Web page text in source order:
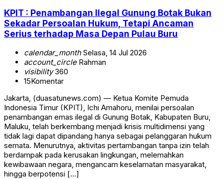
KPIT : Penambangan Ilegal Gunung Botak Bukan
Sekadar Persoalan Hukum, Tetapi Ancaman
Serius terhadap Masa Depan Pulau Buru
calendar_monthSelasa, 14 Jul 2026
account_circleRahman
visibility360
15Komentar
Jakarta, (duasatunews.com) — Ketua Komite Pemuda
Indonesia Timur (KPIT), Ichi Amahoru, menilai persoalan
penambangan emas ilegal di Gunung Botak, Kabupaten Buru,
Maluku, telah berkembang menjadi krisis multidimensi yang
tidak lagi dapat dipandang hanya sebagai pelanggaran hukum
semata. Menurutnya, aktivitas pertambangan tanpa izin telah
berdampak pada kerusakan lingkungan, melemahkan
kewibawaan negara, mengancam keselamatan masyarakat,
hingga berpotensi […]